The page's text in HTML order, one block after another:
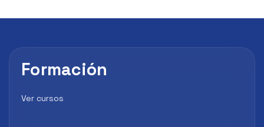
Formación
Ver cursos